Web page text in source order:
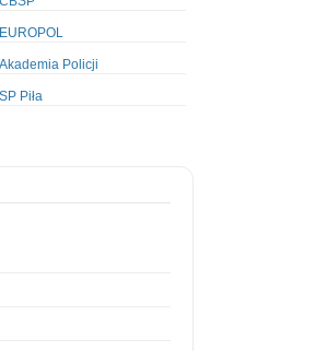
EUROPOL
Akademia Policji
SP Piła